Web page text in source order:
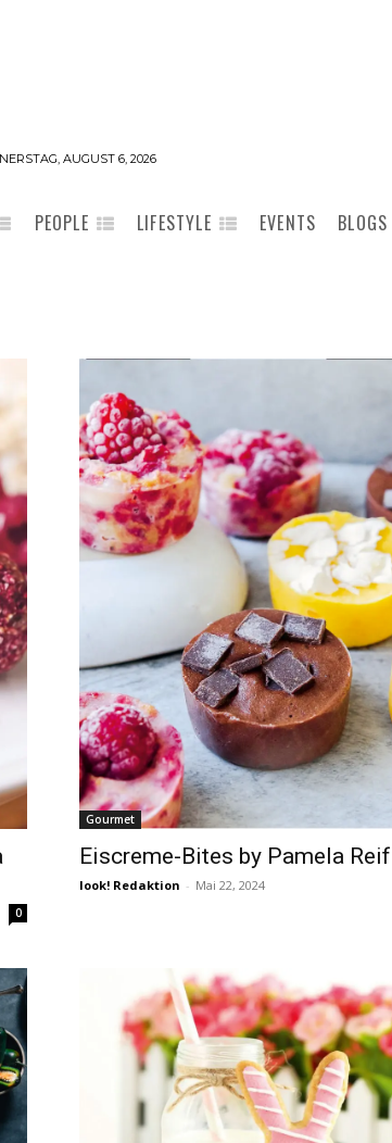
AUGUST 6, 2026
PEOPLE LIFESTYLE EVENTS BLOGS
0
Gourmet
Eiscreme-Bites by Pamela Reif
look! Redaktion - Mai 22, 2024